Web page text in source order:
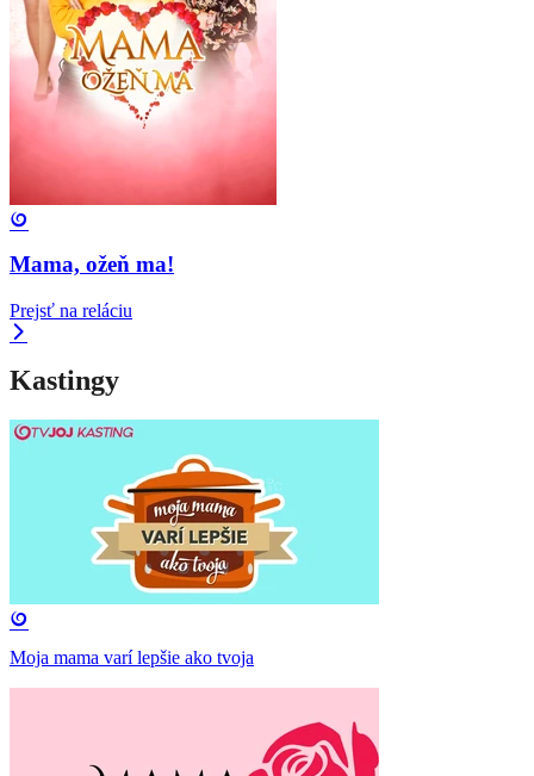
Mama, ožeň ma!
Prejsť na reláciu
Kastingy
Moja mama varí lepšie ako tvoja